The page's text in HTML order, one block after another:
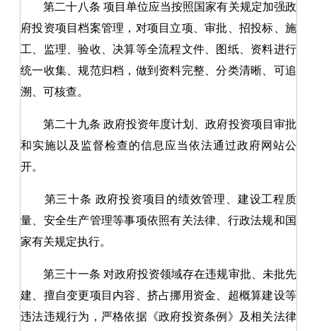
第二十八条 项目单位应当按照国家有关规定加强政
府投资项目档案管理，对项目立项、审批、招投标、施
工、监理、验收、决算等全流程文件、图纸、资料进行
统一收集、规范归档，做到资料完整、分类清晰、可追
溯、可核查。
第二十九条 政府投资年度计划、政府投资项目审批
和实施以及监督检查的信息应当依法通过政府网站公
开。
第三十条 政府投资项目的绩效管理、建设工程质
量、安全生产管理等事项依照有关法律、行政法规和国
家有关规定执行。
第三十一条 对政府投资领域存在违规审批、未批先
建、擅自变更项目内容、挤占挪用资金、超概算建设等
违法违规行为，严格依据《政府投资条例》及相关法律